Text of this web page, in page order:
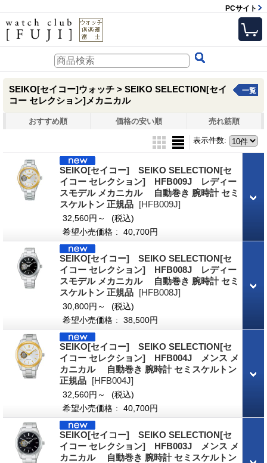
PCサイト
SEIKO[セイコー]ウォッチ > SEIKO SELECTION[セイ
コー セレクション]メカニカル
一覧
おすすめ順 価格の安い順 売れ筋順
表示件数:
SEIKO[セイコー] SEIKO SELECTION[セ
イコー セレクション] HFB009J レディー
スモデル メカニカル 自動巻き 腕時計 セミ
スケルトン 正規品 [HFB009J]
32,560円～
(税込)
希望小売価格 : 40,700円
SEIKO[セイコー] SEIKO SELECTION[セ
イコー セレクション] HFB008J レディー
スモデル メカニカル 自動巻き 腕時計 セミ
スケルトン 正規品 [HFB008J]
30,800円～
(税込)
希望小売価格 : 38,500円
SEIKO[セイコー] SEIKO SELECTION[セ
イコー セレクション] HFB004J メンス メ
カニカル 自動巻き 腕時計 セミスケルトン
正規品 [HFB004J]
32,560円～
(税込)
希望小売価格 : 40,700円
SEIKO[セイコー] SEIKO SELECTION[セ
イコー セレクション] HFB003J メンス メ
カニカル 自動巻き 腕時計 セミスケルトン